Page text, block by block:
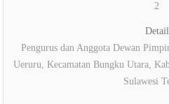
2
Detail
Pengurus dan Anggota Dewan
Ueruru, Kecamatan Bungku Utara,
Sulawesi